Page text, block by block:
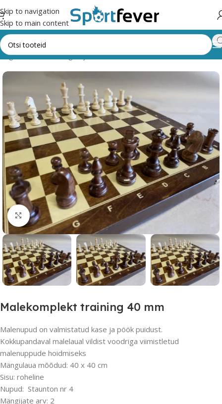
Skip to navigation
Skip to main content
Lauamängud ja vahendid Male, kabe, trikktrakk Male
Suurendamiseks klõpsake
Malekomplekt training 40 mm
Malenupud on valmistatud kase ja pöök puidust.
Kokkupandaval malelaual vildist voodriga viimistletud
malenuppude hoidmiseks
Mängulaua mõõdud: 40 x 40 cm
Sisu: roheline
Nupud: Staunton nr 4
Mängijate arv: 2